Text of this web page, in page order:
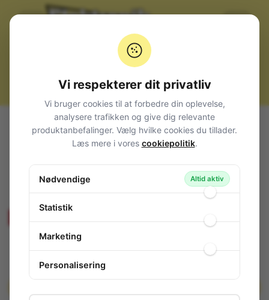
Alle produkter TV- og radio-tilbehør
TV vægbeslag
Vægbeslag 10-37"
TV vægbeslag m. GAS-FJEDER 8kg.
TV vægbeslag m. GAS-FJEDER 8kg.
Vi respekterer dit privatliv
Vi bruger cookies til at forbedre din oplevelse,
analysere trafikken og give dig relevante
produktanbefalinger. Vælg hvilke cookies du tillader.
Læs mere i vores cookiepolitik.
Nødvendige Altid aktiv
Statistik
Marketing
Personalisering